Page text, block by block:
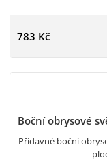
783 Kč
Boční obrysové
Přídavné boční